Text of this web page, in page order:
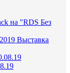
на "RDS Без
Выставка